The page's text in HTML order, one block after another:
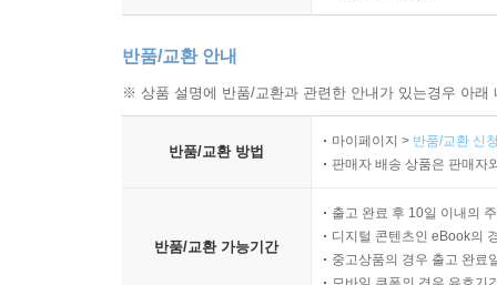
9장 무대디자인의 시각 구성 요소
선이 만드는 공간의 방향성
크기 차이가 만드는 강조 효과
대칭과 비대칭의 시각적 차이
반품/교환 안내
※ 상품 설명에 반품/교환과 관련한 안내가 있는경우 아
반품/교환 방법
마이페이지 > 반품/교환 신
판매자 배송 상품은 판매자
반품/교환 가능기간
출고 완료 후 10일 이내의
디지털 콘텐츠인 eBook의
중고상품의 경우 출고 완료